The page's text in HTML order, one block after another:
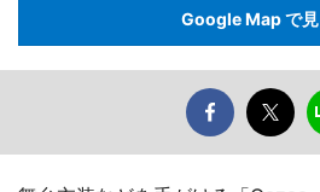
Google Map で